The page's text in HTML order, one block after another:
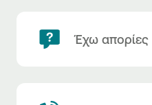
Έχω απορίες